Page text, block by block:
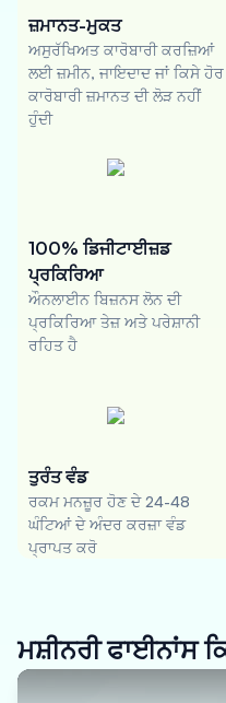
ਜ਼ਮਾਨਤ-ਮੁਕਤ
ਅਸੁਰੱਖਿਅਤ ਕਾਰੋਬਾਰੀ ਕਰਜ਼ਿਆਂ
ਲਈ ਜ਼ਮੀਨ, ਜਾਇਦਾਦ ਜਾਂ ਕਿਸੇ ਹੋਰ
ਕਾਰੋਬਾਰੀ ਜ਼ਮਾਨਤ ਦੀ ਲੋੜ ਨਹੀਂ
ਹੁੰਦੀ
100% ਡਿਜੀਟਾਈਜ਼ਡ
ਪ੍ਰਕਿਰਿਆ
ਔਨਲਾਈਨ ਬਿਜ਼ਨਸ ਲੋਨ ਦੀ
ਪ੍ਰਕਿਰਿਆ ਤੇਜ਼ ਅਤੇ ਪਰੇਸ਼ਾਨੀ
ਰਹਿਤ ਹੈ
ਤੁਰੰਤ ਵੰਡ
ਰਕਮ ਮਨਜ਼ੂਰ ਹੋਣ ਦੇ 24-48
ਘੰਟਿਆਂ ਦੇ ਅੰਦਰ ਕਰਜ਼ਾ ਵੰਡ
ਪ੍ਰਾਪਤ ਕਰੋ
ਮਸ਼ੀਨਰੀ ਫਾਈਨਾਂਸ